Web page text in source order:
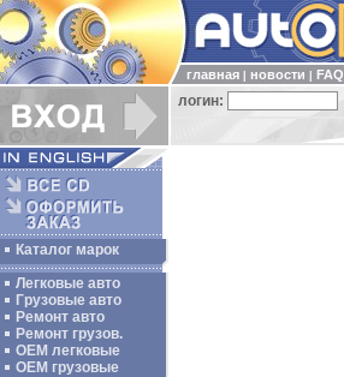
главная новости FAQ
логин:
Каталог марок
Легковые авто
Грузовые авто
Ремонт авто
Ремонт грузов.
ОЕМ легковые
OEM грузовые